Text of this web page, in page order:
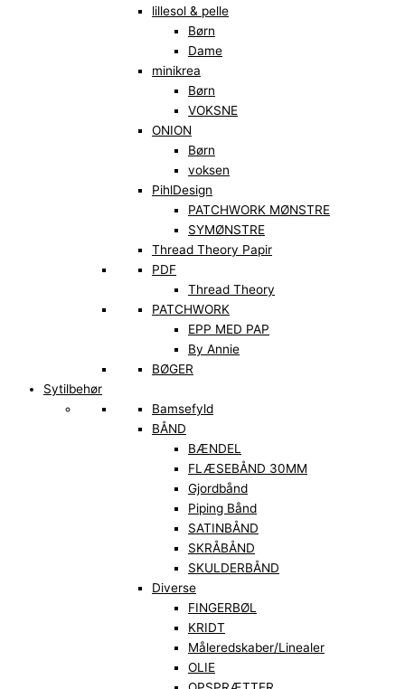
lillesol & pelle
Børn
Dame
minikrea
Børn
VOKSNE
ONION
Børn
voksen
PihlDesign
PATCHWORK MØNSTRE
SYMØNSTRE
Thread Theory Papir
PDF
Thread Theory
PATCHWORK
EPP MED PAP
By Annie
BØGER
Sytilbehør
Bamsefyld
BÅND
BÆNDEL
FLÆSEBÅND 30MM
Gjordbånd
Piping Bånd
SATINBÅND
SKRÅBÅND
SKULDERBÅND
Diverse
FINGERBØL
KRIDT
Måleredskaber/Linealer
OLIE